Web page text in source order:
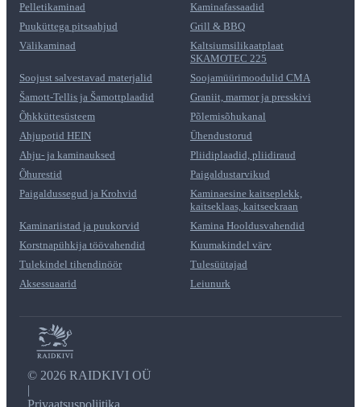
Pelletikaminad
Kaminafassaadid
Puuküttega pitsaahjud
Grill & BBQ
Välikaminad
Kaltsiumsilikaatplaat
SKAMOTEC 225
Soojust salvestavad materjalid
Soojamüürimoodulid CMA
Šamott-Tellis ja Šamottplaadid
Graniit, marmor ja presskivi
Õhkküttesüsteem
Põlemisõhukanal
Ahjupotid HEIN
Ühendustorud
Ahju- ja kaminauksed
Pliidiplaadid, pliidiraud
Õhurestid
Paigaldustarvikud
Paigaldussegud ja Krohvid
Kaminaesine kaitseplekk,
kaitseklaas, kaitseekraan
Kaminariistad ja puukorvid
Kamina Hooldusvahendid
Korstnapühkija töövahendid
Kuumakindel värv
Tulekindel tihendinöör
Tulesüütajad
Aksessuaarid
Leiunurk
© 2026 RAIDKIVI OÜ
|
Privaatsuspoliitika